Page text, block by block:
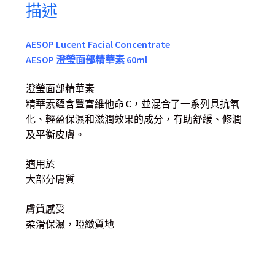
描述
AESOP Lucent Facial Concentrate
AESOP 澄瑩面部精華素 60ml
澄瑩面部精華素
精華素蘊含豐富維他命 C，並混合了一系列具抗氧
化、輕盈保濕和滋潤效果的成分，有助舒緩、修潤
及平衡皮膚。
適用於
大部分膚質
膚質感受
柔滑保濕，啞緻質地